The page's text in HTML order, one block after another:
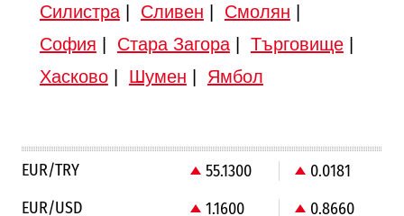
Силистра| Сливен Смолян
София
Стара Загора| Търговище|
Хасково| Шумен Ямбол
EUR/TRY 55.1300
0.0181
EUR/USD
1.1600 0.8660